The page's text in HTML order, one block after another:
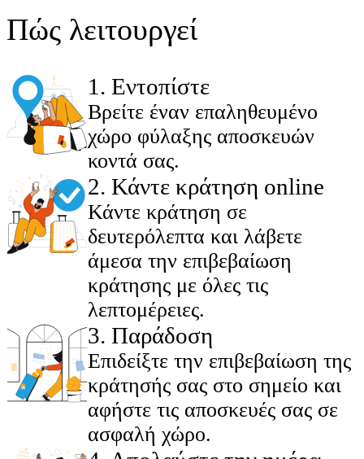
Πώς λειτουργεί
1 . Εντοπίστε
Βρείτε έναν επαληθευμένο
χώρο φύλαξης αποσκευών
κοντά σας.
2. Κάντε κράτηση online
Κάντε κράτηση σε
δευτερόλεπτα και λάβετε
άμεσα την επιβεβαίωση
κράτησης με όλες τις
λεπτομέρειες.
3. Παράδοση
Επιδείξτε την επιβεβαίωση της
κράτησής σας στο σημείο και
αφήστε τις αποσκευές σας σε
ασφαλή χώρο.